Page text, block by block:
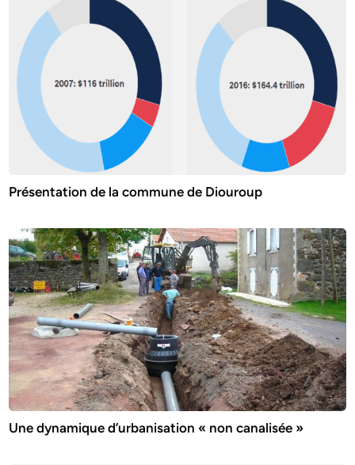
Présentation de la commune de Diouroup
Une dynamique d’urbanisation « non canalisée »